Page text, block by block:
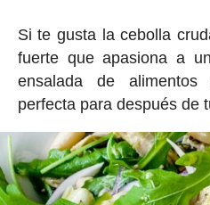
Si te gusta la cebolla
fuerte que apasiona a
ensalada de
perfecta para después de